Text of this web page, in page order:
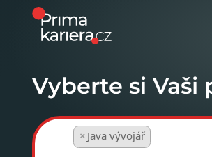
Vyberte si Vaši
× Java vývojář